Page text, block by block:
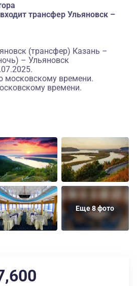
трансфер Ульяновск –
(трансфер) Казань –
– Ульяновск
московскому времени.
времени.
Еще 8 фото